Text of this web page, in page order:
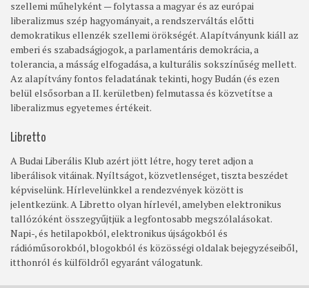
szellemi műhelyként — folytassa a magyar és az európai
liberalizmus szép hagyományait, a rendszerváltás előtti
demokratikus ellenzék szellemi örökségét. Alapítványunk kiáll az
emberi és szabadságjogok, a parlamentáris demokrácia, a
tolerancia, a másság elfogadása, a kulturális sokszínűség mellett.
Az alapítvány fontos feladatának tekinti, hogy Budán (és ezen
belül elsősorban a II. kerületben) felmutassa és közvetítse a
liberalizmus egyetemes értékeit.
Libretto
A Budai Liberális Klub azért jött létre, hogy teret adjon a
liberálisok vitáinak. Nyíltságot, közvetlenséget, tiszta beszédet
képviselünk. Hírlevelünkkel a rendezvények között is
jelentkezünk. A Libretto olyan hírlevél, amelyben elektronikus
tallózóként összegyűjtjük a legfontosabb megszólalásokat.
Napi-, és hetilapokból, elektronikus újságokból és
rádióműsorokból, blogokból és közösségi oldalak bejegyzéseiből,
itthonról és külföldről egyaránt válogatunk.